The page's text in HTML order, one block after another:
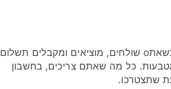
חסכו כסף כשאתo שולחים, מוציאים ומקבלים תשלום
40 מטבעות. כל מה שאתם צריכים, בחשבון
שתצטרכו.